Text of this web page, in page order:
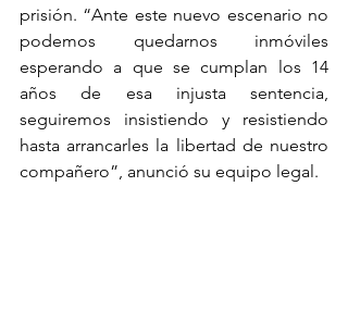
prisión. “Ante este nuevo escenario no
podemos quedarnos inmóviles
esperando a que se cumplan los 14
años de esa injusta sentencia,
seguiremos insistiendo y resistiendo
hasta arrancarles la libertad de nuestro
compañero”, anunció su equipo legal.